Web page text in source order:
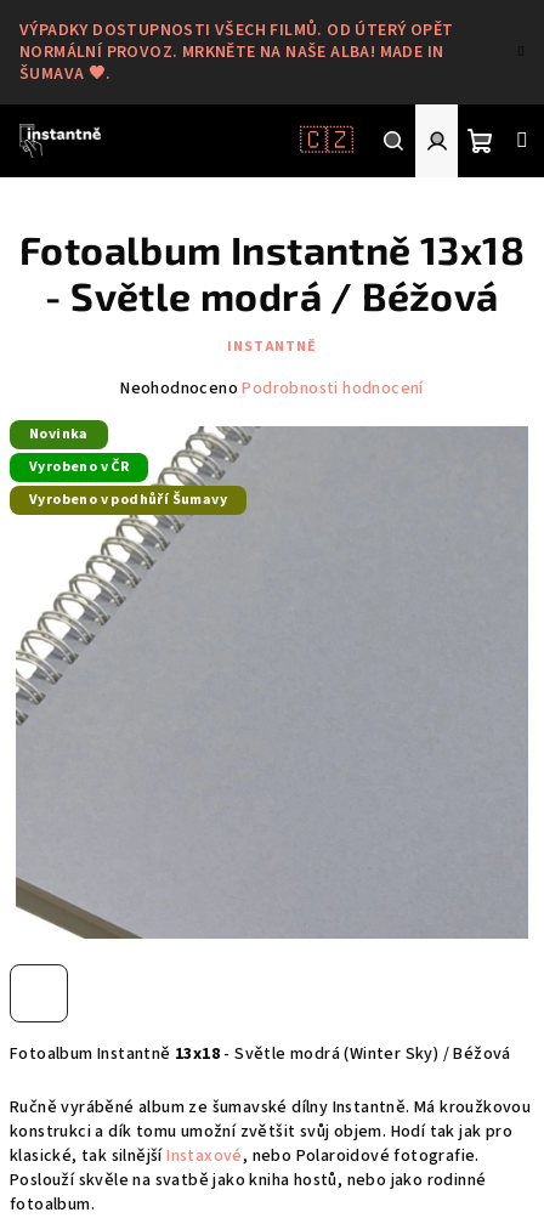
obsah
VÝPADKY DOSTUPNOSTI VŠECH FILMŮ. OD ÚTERÝ OPĚT
NORMÁLNÍ PROVOZ. MRKNĚTE NA NAŠE ALBA! MADE IN
ŠUMAVA 🖤.
🇨🇿
Hledat Přihlášení
košík
Fotoalbum Instantně 13x18 - Světle modrá (Winter Sky) / Béžová
Ručně vyráběné album ze šumavské dílny Instantně. Má kroužkovou
konstrukci a dík tomu umožní zvětšit svůj objem. Hodí tak jak pro
klasické, tak silnějšíInstaxové, nebo Polaroidové fotografie.
Poslouží skvěle na svatbě jako kniha hostů, nebo jako rodinné
fotoalbum.
Fotoalbum Instantně 13x18
- Světle modrá / Béžová
INSTANTNĚ
Průměrné
produktu
je
0,0
z
5
hvězdiček.
Neohodnoceno Podrobnosti hodnocení
Novinka
Vyrobeno v ČR
Vyrobeno v podhůří Šumavy